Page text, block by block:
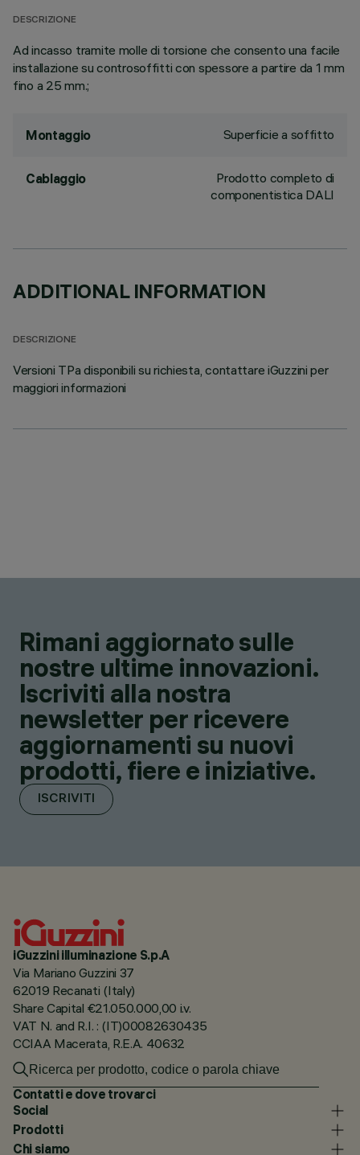
DESCRIZIONE
Ad incasso tramite molle di torsione che consento una facile
installazione su controsoffitti con spessore a partire da 1 mm
fino a 25 mm.;
Montaggio Superficie a soffitto
Cablaggio
Prodotto completo di
componentistica DALI
ADDITIONAL INFORMATION
DESCRIZIONE
Versioni TPa disponibili su richiesta, contattare iGuzzini per
maggiori informazioni
Rimani aggiornato sulle
nostre ultime innovazioni.
Iscriviti alla nostra
newsletter per ricevere
aggiornamenti su nuovi
prodotti, fiere e iniziative.
ISCRIVITI
iGuzzini illuminazione S.p.A
Via Mariano Guzzini 37
62019 Recanati (Italy)
Share Capital €21.050.000,00 i.v.
VAT N. and R.I. : (IT)00082630435
CCIAA Macerata, R.E.A. 40632
Contatti e dove trovarci
Social
Prodotti
Chi siamo